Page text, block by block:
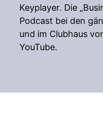
Keyplayer. Die
Podcast bei den
und im Clubhaus
YouTube.